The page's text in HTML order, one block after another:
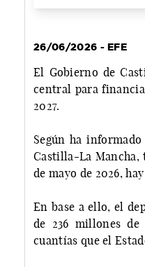
26/06/2026 - EFE
El Gobierno de
central para
2027.
Según ha
Castilla-La Mancha,
de mayo de 2026,
En base a ello, el
de 236 millones
cuantías que el